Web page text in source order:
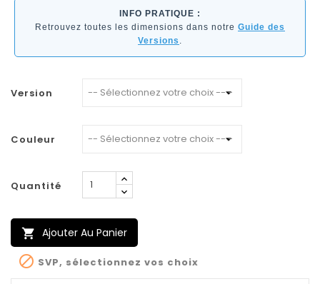
INFO PRATIQUE :
Retrouvez toutes les dimensions dans notre Guide des
Versions .
Version
Couleur
Quantité
 Ajouter Au Panier
 SVP, sélectionnez vos choix